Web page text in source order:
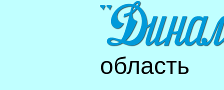
область